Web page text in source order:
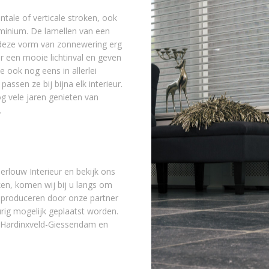
of verticale stroken, ook
De lamellen van een
vorm van zonnewering erg
een mooie lichtinval en geven
ook nog eens in allerlei
ze bij bijna elk interieur.
vele jaren genieten van
Interieur en bekijk ons
komen wij bij u langs om
door onze partner
mogelijk geplaatst worden.
Giessendam en